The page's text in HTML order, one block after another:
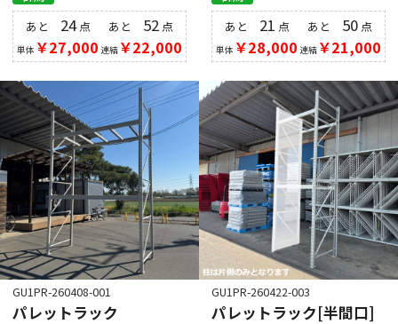
あと 24点
単体 ￥27,000
あと 52 点
連結￥22,000
あと 21 点
単体 ￥28,000
あと 50 点
連結￥21,000
GU1PR-260408-001
パレットラック
GU1PR-260422-003
パレットラック[半間口]